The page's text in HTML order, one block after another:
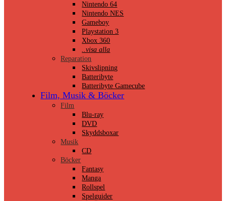
Nintendo 64
Nintendo NES
Gameboy
Playstation 3
Xbox 360
..visa alla
Reparation
Skivslipning
Batteribyte
Batteribyte Gamecube
Film, Musik & Böcker
Film
Blu-ray
DVD
Skyddsboxar
Musik
CD
Böcker
Fantasy
Manga
Rollspel
Spelguider